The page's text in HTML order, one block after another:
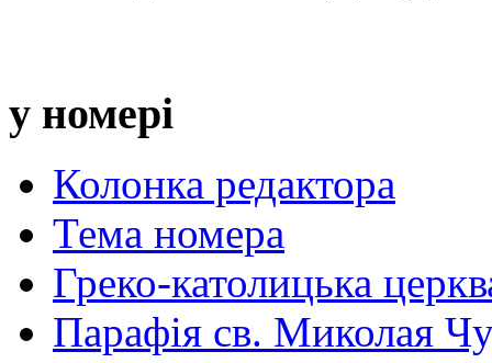
у номері
Колонка редактора
Тема номера
Греко-католицька
Парафія св. Миколая